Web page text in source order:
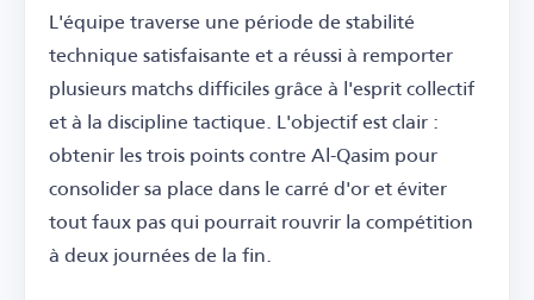
L'équipe traverse une période de stabilité
technique satisfaisante et a réussi à remporter
plusieurs matchs difficiles grâce à l'esprit collectif
et à la discipline tactique. L'objectif est clair :
obtenir les trois points contre Al-Qasim pour
consolider sa place dans le carré d'or et éviter
tout faux pas qui pourrait rouvrir la compétition
à deux journées de la fin.